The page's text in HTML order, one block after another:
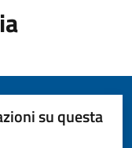
su questa